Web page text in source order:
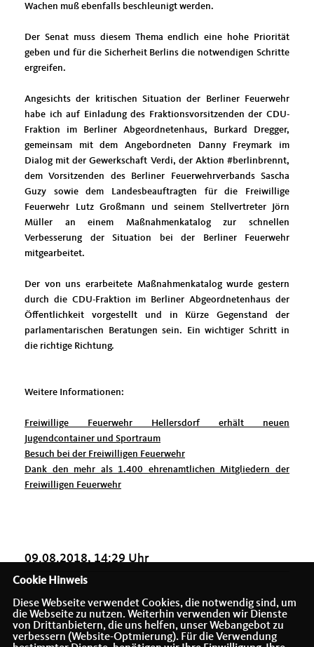
Wachen muß ebenfalls beschleunigt werden.
Der Senat muss diesem Thema endlich eine hohe Priorität
geben und für die Sicherheit Berlins die notwendigen Schritte
ergreifen.
Angesichts der kritischen Situation der Berliner Feuerwehr
habe ich auf Einladung des Fraktionsvorsitzenden der CDU-
Fraktion im Berliner Abgeordnetenhaus, Burkard Dregger,
gemeinsam mit dem Angebordneten Danny Freymark im
Dialog mit der Gewerkschaft Verdi, der Aktion #berlinbrennt,
dem Vorsitzenden des Berliner Feuerwehrverbands Sascha
Guzy sowie dem Landesbeauftragten für die Freiwillige
Feuerwehr Lutz Großmann und seinem Stellvertreter Jörn
Müller an einem Maßnahmenkatalog zur schnellen
Verbesserung der Situation bei der Berliner Feuerwehr
mitgearbeitet.
Der von uns erarbeitete Maßnahmenkatalog wurde gestern
durch die CDU-Fraktion im Berliner Abgeordnetenhaus der
Öffentlichkeit vorgestellt und in Kürze Gegenstand der
parlamentarischen Beratungen sein. Ein wichtiger Schritt in
die richtige Richtung.
Weitere Informationen:
Freiwillige Feuerwehr Hellersdorf erhält neuen
Jugendcontainer und Sportraum
Besuch bei der Freiwilligen Feuerwehr
Dank den mehr als 1.400 ehrenamtlichen Mitgliedern der
Freiwilligen Feuerwehr
09.08.2018, 14:29 Uhr
Cookie Hinweis
Diese Webseite verwendet Cookies, die notwendig sind, um
die Webseite zu nutzen. Weiterhin verwenden wir Dienste
von Drittanbietern, die uns helfen, unser Webangebot zu
verbessern (Website-Optmierung). Für die Verwendung